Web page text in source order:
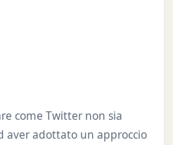
come Twitter non sia
aver adottato un approccio